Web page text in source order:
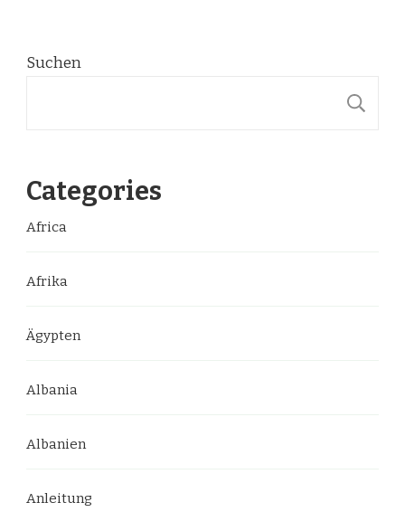
Suchen
Categories
Africa
Afrika
Ägypten
Albania
Albanien
Anleitung